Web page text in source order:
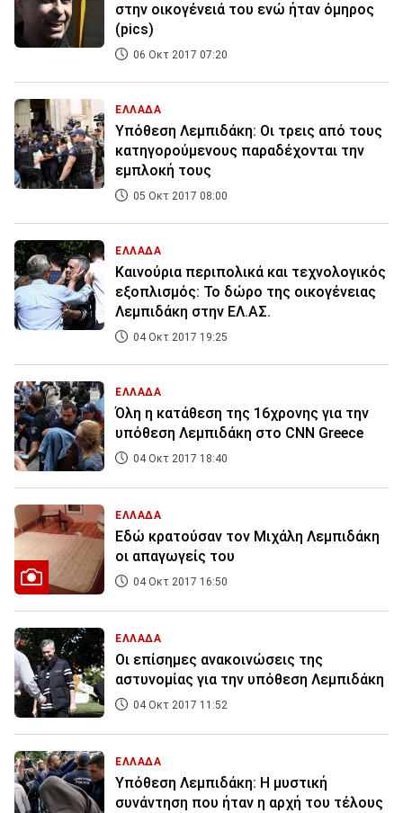
στην οικογένειά του ενώ ήταν όμηρος
(pics)
06 Οκτ 2017 07:20
ΕΛΛΑΔΑ
Υπόθεση Λεμπιδάκη: Οι τρεις από τους
κατηγορούμενους παραδέχονται την
εμπλοκή τους
05 Οκτ 2017 08:00
ΕΛΛΑΔΑ
Καινούρια περιπολικά και τεχνολογικός
εξοπλισμός: Το δώρο της οικογένειας
Λεμπιδάκη στην ΕΛ.ΑΣ.
04 Οκτ 2017 19:25
ΕΛΛΑΔΑ
Όλη η κατάθεση της 16χρονης για την
υπόθεση Λεμπιδάκη στο CNN Greece
04 Οκτ 2017 18:40
ΕΛΛΑΔΑ
Εδώ κρατούσαν τον Μιχάλη Λεμπιδάκη
οι απαγωγείς του
04 Οκτ 2017 16:50
ΕΛΛΑΔΑ
Οι επίσημες ανακοινώσεις της
αστυνομίας για την υπόθεση Λεμπιδάκη
04 Οκτ 2017 11:52
ΕΛΛΑΔΑ
Υπόθεση Λεμπιδάκη: Η μυστική
συνάντηση που ήταν η αρχή του τέλους